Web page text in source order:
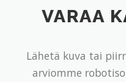
VARAA
Lähetä kuva tai
arviomme